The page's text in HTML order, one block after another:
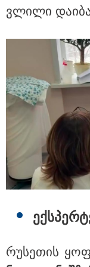
ვლი­ლი
რუ­სე­თის